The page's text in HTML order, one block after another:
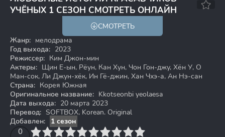
УЧЁНЫХ 1 СЕЗОН СМОТРЕТЬ ОНЛАЙН
7.7 7.4
СМОТРЕТЬ
Жанр: мелодрама
Год выхода: 2023
Режиссер: Ким Джон-мин
Актеры: Щин Е-ын, Рёун, Кан Хун, Чон Гон-джу, Хён У, О
Ман-сок, Ли Джун-хёк, Ин Гё-джин, Хан Чхэ-а, Ан Нэ-сан
Страна: Корея Южная
Оригинальное название: Kkotseonbi yeolaesa
Дата выхода: 20 марта 2023
Перевод: SOFTBOX, Korean. Original
Добавлен:
1 сезон
0
4 6 7 8 9 10